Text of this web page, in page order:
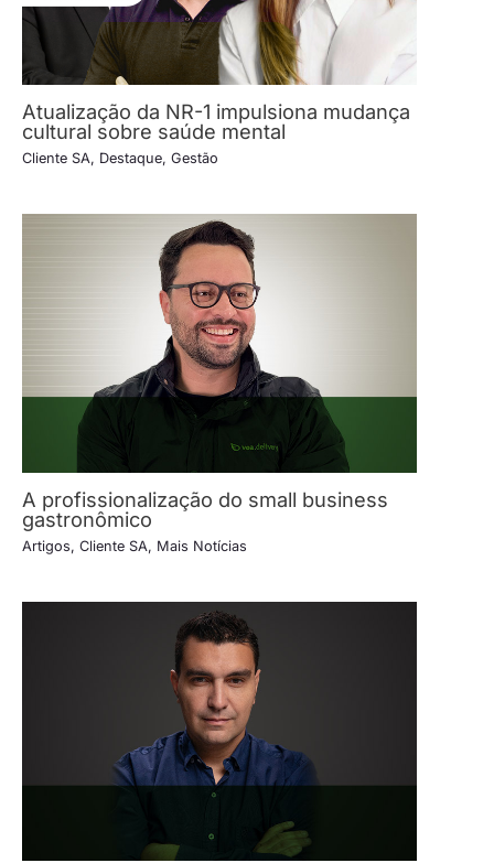
Atualização da NR-1 impulsiona mudança
cultural sobre saúde mental
Cliente SA, Destaque, Gestão
A profissionalização do small business
gastronômico
Artigos, Cliente SA, Mais Notícias